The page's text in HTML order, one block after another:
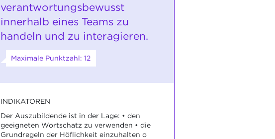
verantwortungsbewusst
innerhalb eines Teams zu
handeln und zu interagieren.
Maximale Punktzahl: 12
INDIKATOREN
Der Auszubildende ist in der Lage: • den
geeigneten Wortschatz zu verwenden • die
Grundregeln der Höflichkeit einzuhalten o